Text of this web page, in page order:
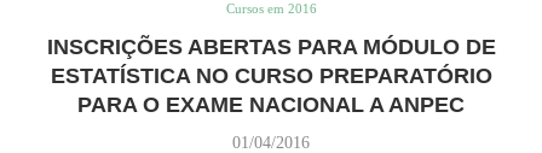
Cursos em 2016
INSCRIÇÕES ABERTAS PARA MÓDULO DE
ESTATÍSTICA NO CURSO PREPARATÓRIO
PARA O EXAME NACIONAL A ANPEC
01/04/2016